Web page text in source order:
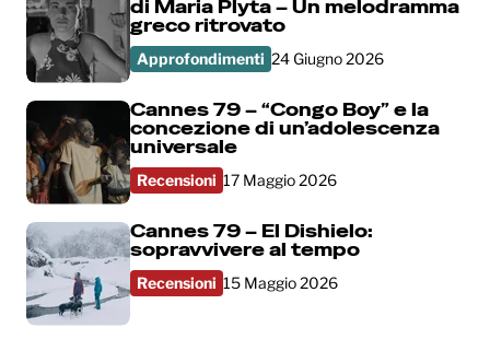
di Maria Plyta – Un melodramma
greco ritrovato
Approfondimenti 24 Giugno 2026
Cannes 79 – “Congo Boy” e la
concezione di un’adolescenza
universale
Recensioni 17 Maggio 2026
Cannes 79 – El Dishielo:
sopravvivere al tempo
Recensioni 15 Maggio 2026